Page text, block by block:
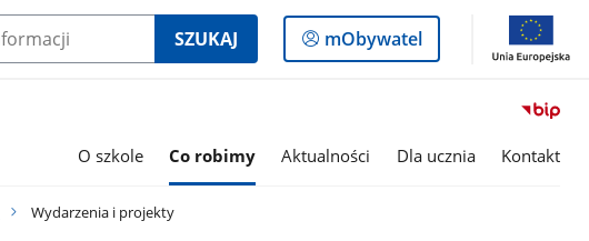
SZUKAJ
Logowanie
do
mObywatel
O szkole Co robimy Aktualności Dla ucznia Kontakt
Wydarzenia i projekty